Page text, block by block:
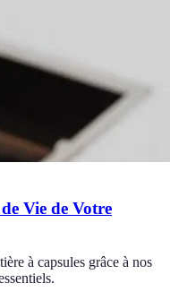
Vie de Votre
à capsules grâce à nos